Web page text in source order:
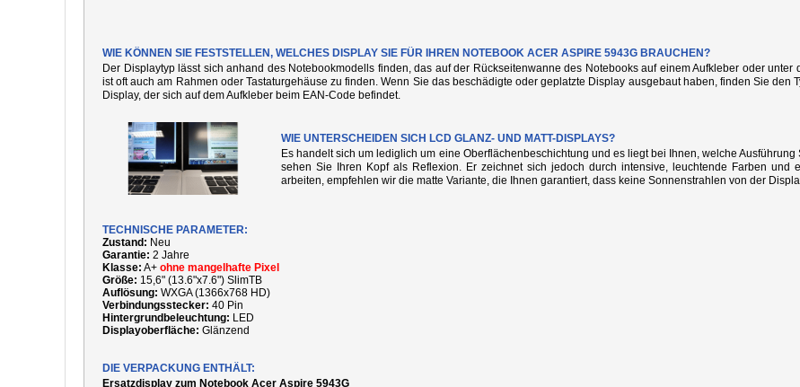
WIE KÖNNEN SIE FESTSTELLEN, WELCHES DISPLAY SIE FÜR IHREN NOTEBOOK ACER ASPIRE 5943G BRAUCHEN?
Der Displaytyp lässt sich anhand des Notebookmodells finden, das auf der Rückseitenwanne des Notebooks auf einem Aufkleber oder unter
ist oft auch am Rahmen oder Tastaturgehäuse zu finden. Wenn Sie das beschädigte oder geplatzte Display ausgebaut haben, finden Sie den
Display, der sich auf dem Aufkleber beim EAN-Code befindet.
WIE UNTERSCHEIDEN SICH LCD GLANZ- UND MATT-DISPLAYS?
Es handelt sich um lediglich um eine Oberflächenbeschichtung und es liegt bei Ihnen, welche
sehen Sie Ihren Kopf als Reflexion. Er zeichnet sich jedoch durch intensive, leuchtende Farben
arbeiten, empfehlen wir die matte Variante, die Ihnen garantiert, dass keine Sonnenstrahlen von der
TECHNISCHE PARAMETER:
Zustand: Neu
Garantie: 2 Jahre
Klasse: A+ ohne mangelhafte Pixel
Größe: 15,6" (13.6"x7.6") SlimTB
Auflösung: WXGA (1366x768 HD)
Verbindungsstecker: 40 Pin
Hintergrundbeleuchtung: LED
Displayoberfläche: Glänzend
DIE VERPACKUNG ENTHÄLT:
Ersatzdisplay zum Notebook Acer Aspire 5943G